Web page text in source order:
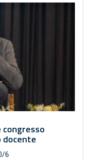
congresso
docente
6